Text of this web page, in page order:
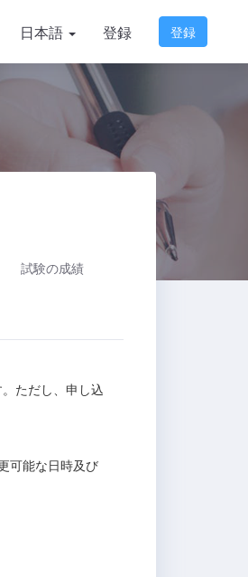
日本語 登録 登録
試験の成績
ただし、申し込
可能な日時及び